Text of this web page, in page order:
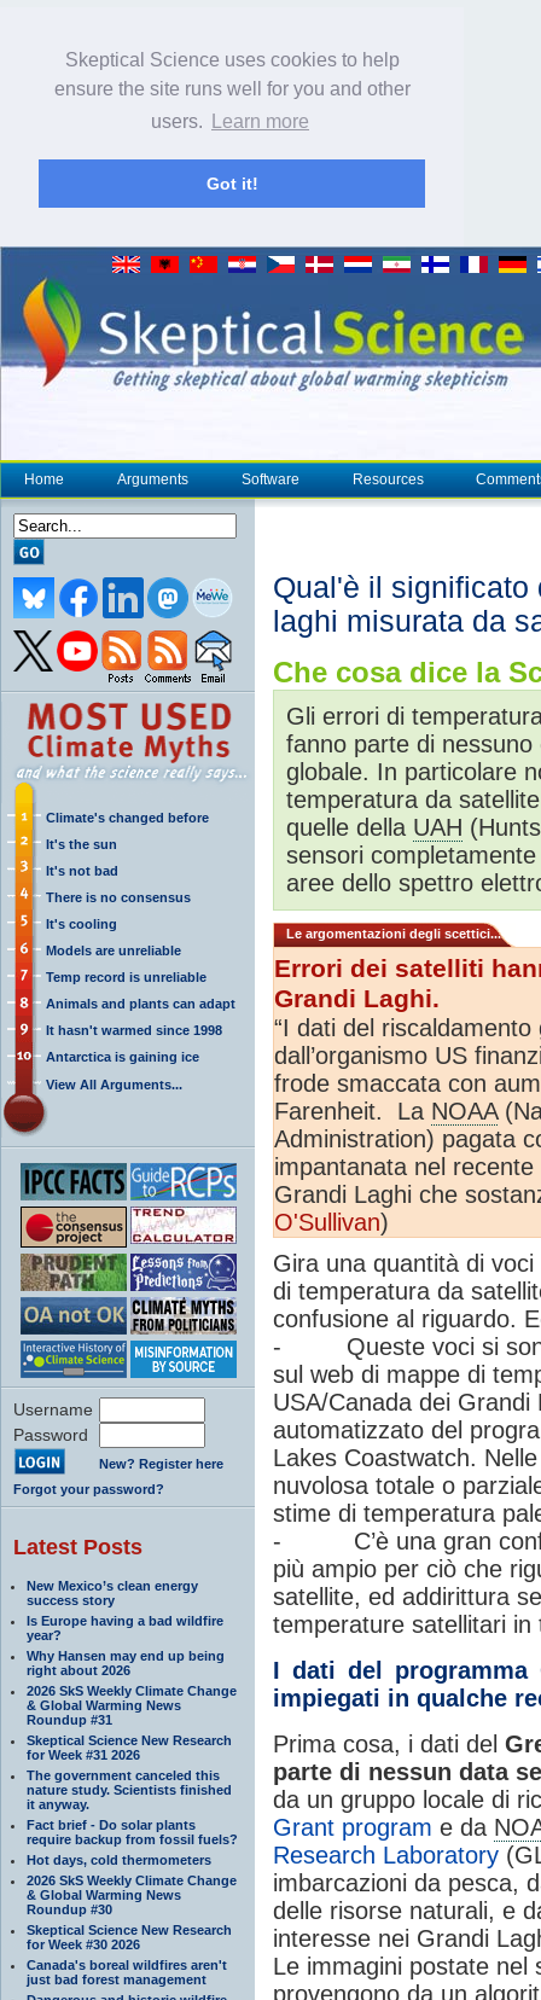
Skeptical Science uses cookies to help
ensure the site runs well for you and other
users.
Learn more
Got it!
Home Arguments Software Resources
Climate's changed before
It's the sun
It's not bad
There is no consensus
It's cooling
Models are unreliable
Temp record is unreliable
Animals and plants can adapt
It hasn't warmed since 1998
Antarctica is gaining ice
View All Arguments...
Username
Password
New? Register here
Forgot your password?
Latest Posts
New Mexico’s clean energy
success story
Is Europe having a bad wildfire
year?
Why Hansen may end up being
right about 2026
2026 SkS Weekly Climate Change
& Global Warming News
Roundup #31
Skeptical Science New Research
for Week #31 2026
The government canceled this
nature study. Scientists finished
it anyway.
Fact brief - Do solar plants
require backup from fossil fuels?
Hot days, cold thermometers
2026 SkS Weekly Climate Change
& Global Warming News
Roundup #30
Skeptical Science New Research
for Week #30 2026
Canada's boreal wildfires aren't
just bad forest management
Qual'è il significato
laghi misurata da
Che cosa dice la
Gli errori di
fanno parte di
globale. In particolare
temperatura da
quelle della UAH
sensori
aree dello spettro
Le argomentazioni degli scettici...
Errori dei satelliti
Grandi Laghi.
“I dati del riscaldamento
dall’organismo US
frode smaccata con
Farenheit. La NOAA
Administration) pagata
impantanata nel
Grandi Laghi che
O'Sullivan)
Gira una quantità di
di temperatura da
confusione al riguardo.
- Queste voci si sono
sul web di mappe di
USA/Canada dei
automatizzato del
Lakes Coastwatch.
nuvolosa totale o
stime di temperatura
- C’è una gran
più ampio per ciò che
satellite, ed addirittura
temperature satellitari in
I dati del programma
impiegati in qualche
Prima cosa, i dati del
parte di nessun data
da un gruppo locale di
Grant program e da
Research Laboratory
imbarcazioni da pesca,
delle risorse naturali, e
interesse nei Grandi
Le immagini postate nel
provengono da un